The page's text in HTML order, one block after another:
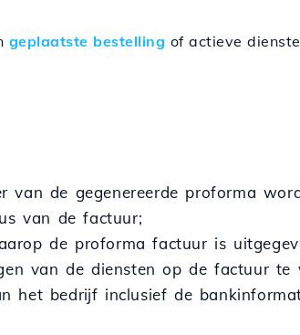
geplaatste bestelling of actieve
van de gegenereerde proforma
van de factuur;
de proforma factuur is
van de diensten op de factuur te
het bedrijf inclusief de